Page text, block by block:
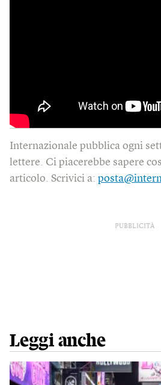
Internazionale pubblica ogni
lettere. Ci piacerebbe sapere
articolo. Scrivici a:
PUBBLICITÀ
Leggi anche